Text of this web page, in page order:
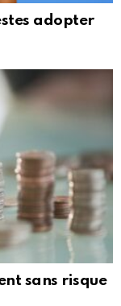
adopter
sans risque